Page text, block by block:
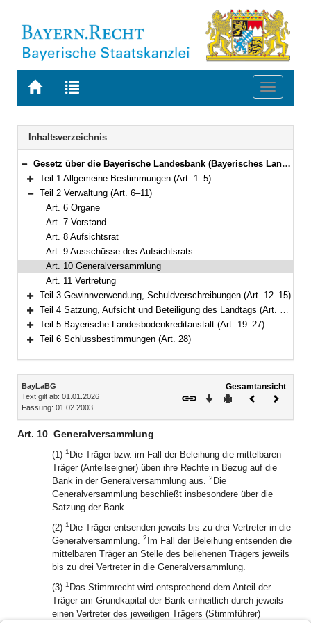
Zur
BAYERN.RECHT
Zur
letzten
Suche
Toggle
Navigation
Inhaltsverzeichnis
Bereich reduzieren
Gesetz über die Bayerische Landesbank (Bayerisches Landesbank-Gesetz – BayLaBG) in der Fassung der Bekanntmachung vom 1. Februar 2003 (GVBl. S. 54, ber. S. 316) BayRS 762-6-F (Art. 1–28)
Bereich erweitern
Teil 1 Allgemeine Bestimmungen (Art. 1–5)
Bereich reduzieren
Teil 2 Verwaltung (Art. 6–11)
Art. 6 Organe
Art. 7 Vorstand
Art. 8 Aufsichtsrat
Art. 9 Ausschüsse des Aufsichtsrats
Art. 10 Generalversammlung
Art. 11 Vertretung
Bereich erweitern
Teil 3 Gewinnverwendung, Schuldverschreibungen (Art. 12–15)
Bereich erweitern
Teil 4 Satzung, Aufsicht und Beteiligung des Landtags (Art. 16–18a)
Bereich erweitern
Teil 5 Bayerische Landesbodenkreditanstalt (Art. 19–27)
Teil 6 Schlussbestimmungen (Art. 28)
Inhalt
BayLaBG
Text gilt ab: 01.01.2026
Fassung: 01.02.2003
Gesamtansicht
Download
DruckenVorheriges
Art. 10 Generalversammlung
(1) 1 Die Träger bzw. im Fall der Beleihung die mittelbaren
Träger (Anteilseigner) üben ihre Rechte in Bezug auf die
Bank in der Generalversammlung aus. 2 Die
Generalversammlung beschließt insbesondere über die
Satzung der Bank.
(2) 1 Die Träger entsenden jeweils bis zu drei Vertreter in die
Generalversammlung. 2 Im Fall der Beleihung entsenden die
mittelbaren Träger an Stelle des beliehenen Trägers jeweils
bis zu drei Vertreter in die Generalversammlung.
(3) 1 Das Stimmrecht wird entsprechend dem Anteil der
Träger am Grundkapital der Bank einheitlich durch jeweils
einen Vertreter des jeweiligen Trägers (Stimmführer)